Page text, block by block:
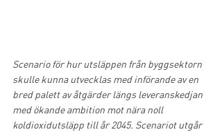
Scenario för hur utsläppen från byggsektorn
skulle kunna utvecklas med införande av en
bred palett av åtgärder längs leveranskedjan
med ökande ambition mot nära noll
koldioxidutsläpp till år 2045. Scenariot utgår